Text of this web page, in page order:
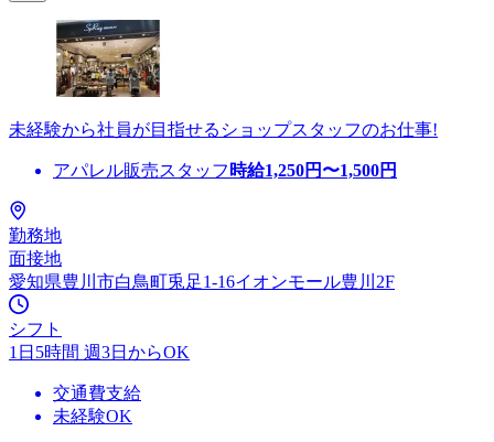
未経験から社員が目指せるショップスタッフのお仕事!
アパレル販売スタッフ 時給1,250円〜1,500円
勤務地
面接地
愛知県豊川市白鳥町兎足1-16イオンモール豊川2F
シフト
1日5時間 週3日からOK
交通費支給
未経験OK